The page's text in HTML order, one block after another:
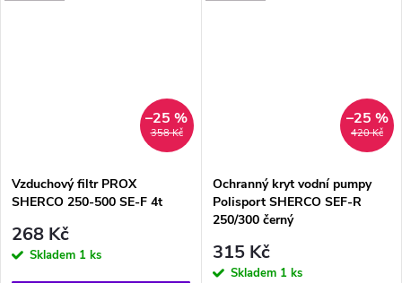
358 Kč
–25 %
Vzduchový filtr PROX
SHERCO 250-500 SE-F 4t
268 Kč
Skladem 1 ks
420 Kč
–25 %
Ochranný kryt vodní pumpy
Polisport SHERCO SEF-R
250/300 černý
315 Kč
Skladem 1 ks